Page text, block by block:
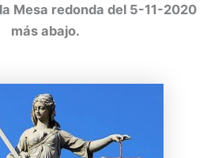
Mesa redonda del 5-11-2020
más abajo.